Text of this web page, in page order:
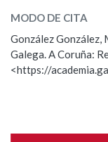
BUSCAR NO
Nas definicións
Observación
Nome
MODO DE CITA
González González,
Galega. A Coruña:
<https://